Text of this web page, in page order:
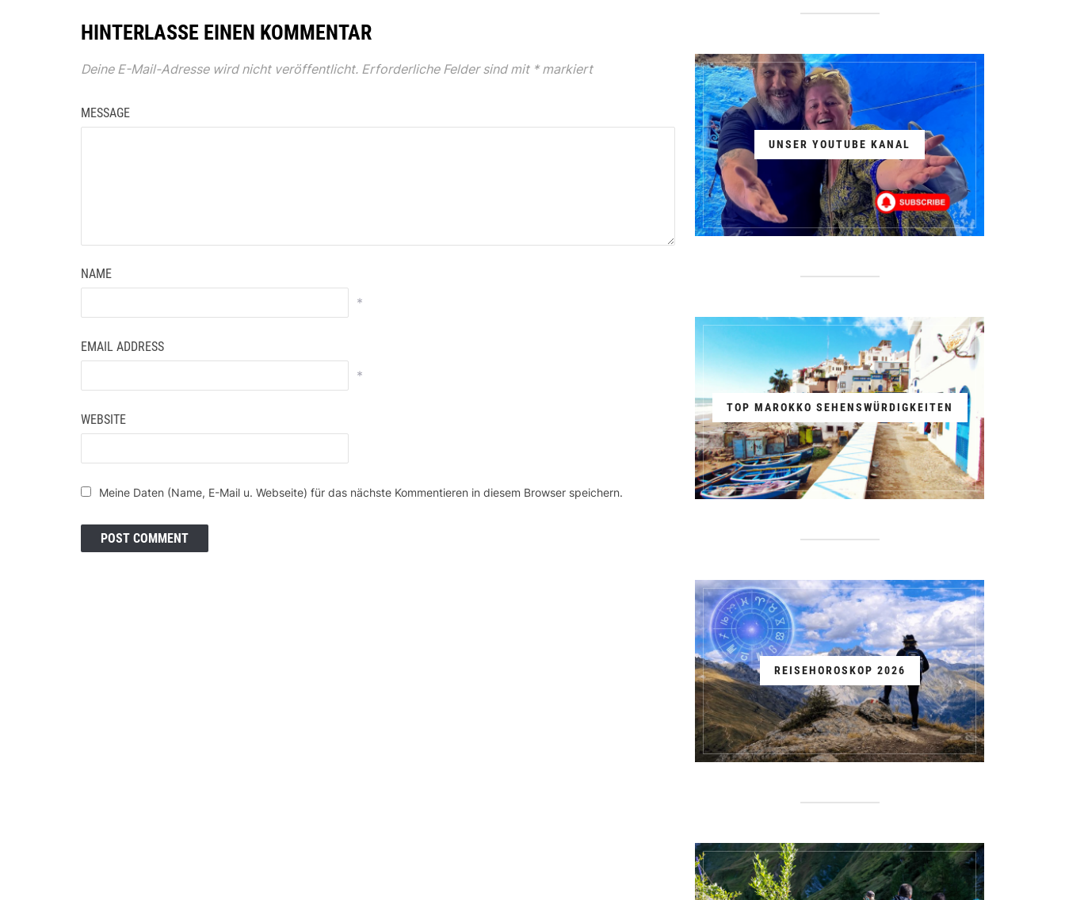
HINTERLASSE EINEN KOMMENTAR
Deine E-Mail-Adresse wird nicht veröffentlicht. Erforderliche Felder sind mit *markiert
MESSAGE
NAME
*
EMAIL ADDRESS
*
WEBSITE
Meine Daten (Name, E-Mail u. Webseite) für das nächste Kommentieren in diesem Browser speichern.
UNSER YOUTUBE KANAL
TOP MAROKKO SEHENSWÜRDIGKEITEN
REISEHOROSKOP 2026